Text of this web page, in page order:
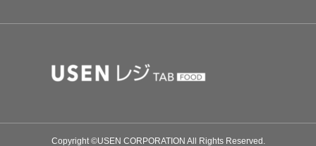
Copyright ©USEN CORPORATION All Rights Reserved.